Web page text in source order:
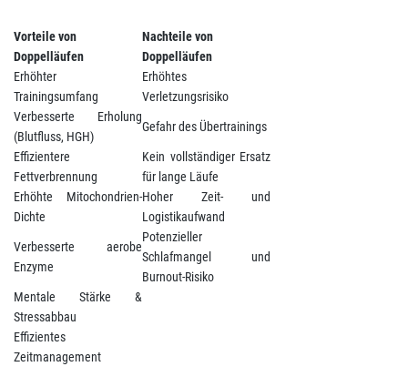
Vorteile von
Doppelläufen
Nachteile von
Doppelläufen
Erhöhter
Trainingsumfang
Erhöhtes
Verletzungsrisiko
Verbesserte Erholung
(Blutfluss, HGH)
Gefahr des Übertrainings
Effizientere
Fettverbrennung
Kein vollständiger Ersatz
für lange Läufe
Erhöhte Mitochondrien-
Dichte
Hoher Zeit- und
Logistikaufwand
Verbesserte aerobe
Enzyme
Potenzieller
Schlafmangel und
Burnout-Risiko
Mentale Stärke &
Stressabbau
Effizientes
Zeitmanagement